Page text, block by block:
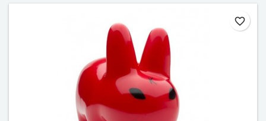
favorite_border